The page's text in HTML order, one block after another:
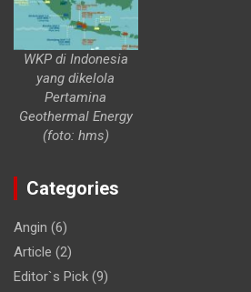
WKP di Indonesia
yang dikelola
Pertamina
Geothermal Energy
(foto: hms)
Categories
Angin (6)
Article (2)
Editor`s Pick (9)